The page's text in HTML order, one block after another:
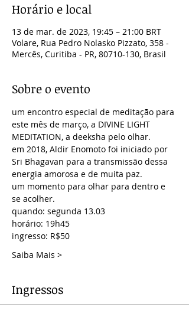
Horário e local
13 de mar. de 2023, 19:45 – 21:00 BRT
Volare, Rua Pedro Nolasko Pizzato, 358 -
Mercês, Curitiba - PR, 80710-130, Brasil
Sobre o evento
um encontro especial de meditação para
este mês de março, a DIVINE LIGHT
MEDITATION, a deeksha pelo olhar.
em 2018, Aldir Enomoto foi iniciado por
Sri Bhagavan para a transmissão dessa
energia amorosa e de muita paz.
um momento para olhar para dentro e
se acolher.
quando: segunda 13.03
horário: 19h45
ingresso: R$50
Saiba Mais >
Ingressos